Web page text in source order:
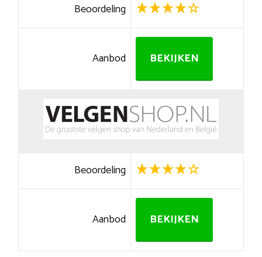
Beoordeling
Aanbod BEKIJKEN
Beoordeling
Aanbod BEKIJKEN